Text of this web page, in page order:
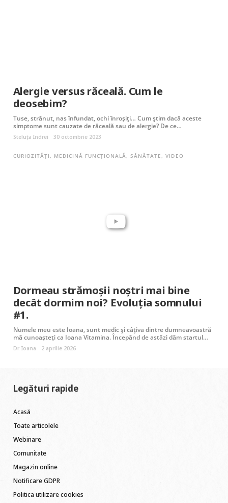
Alergie versus răceală. Cum le
deosebim?
Tuse, strănut, nas înfundat, ochi înroșiți… Cum știm dacă aceste
simptome sunt cauzate de răceală sau de alergie? De ce…
Steluța Indrei 30 octombrie 2023
CURIOZITĂȚI, MEDICINĂ FUNCȚIONALĂ,SĂNĂTATE,VIDEO
Dormeau strămoșii noștri mai bine
decât dormim noi? Evoluția somnului
#1.
Numele meu este Ioana, sunt medic și câțiva dintre dumneavoastră
mă cunoașteți ca Ioana Vitamina. Începând de astăzi dăm startul…
Dr. Ioana 2 aprilie 2026
Legături rapide
Acasă
Toate articolele
Webinare
Comunitate
Magazin online
Notificare GDPR
Politica utilizare cookies